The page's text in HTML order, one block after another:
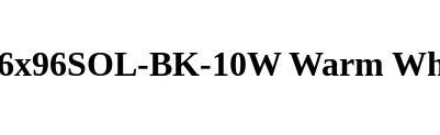
BK-10W Warm